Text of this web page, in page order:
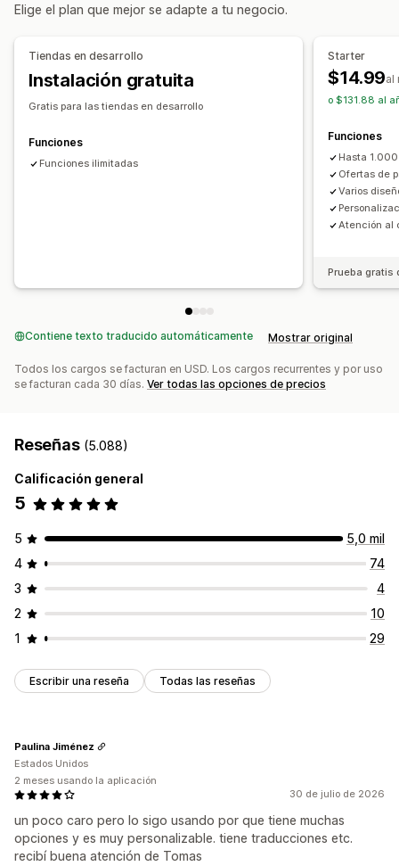
Paquetes de ventas cruzadas
Productos digitales
Precios que puedes fijar
Descuentos
Descuentos globales
Precios al por mayor
CSS personalizado HTML personalizado
Múltiples idiomas Reglas personalizadas
Ofertas y recomendaciones
Garantías
Protección de los envíos
Envoltura de regalo
Complementos de productos
Descuentos por volumen
Prueba A/B Tasas de conversión
Elige el plan que mejor se adapte a tu negocio.
Tiendas en desarrollo
Instalación gratuita
Gratis para las tiendas en desarrollo
Funciones
Funciones ilimitadas
Starter
$14.99al
o $131.88 al
Funciones
Hasta
Ofertas de
Varios
Atención al
Prueba gratis
Contiene texto traducido automáticamente Mostrar original
Todos los cargos se facturan en USD. Los cargos recurrentes y por uso
se facturan cada 30 días. Ver todas las opciones de precios
Reseñas (5.088)
Calificación general
5
5
5,0 mil
4
74
3
4
2
10
1
29
Escribir una reseña Todas las reseñas
30 de julio de 2026
un poco caro pero lo sigo usando por que tiene muchas
opciones y es muy personalizable. tiene traducciones etc.
recibí buena atención de Tomas
Paulina Jiménez
Estados Unidos
2 meses usando la aplicación